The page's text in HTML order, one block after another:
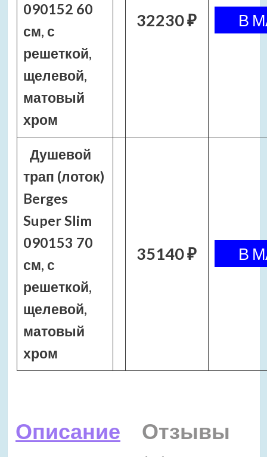
090152 60
см, с
решеткой,
щелевой,
матовый
хром
32230 ₽
Душевой
трап (лоток)
Berges
Super Slim
090153 70
см, с
решеткой,
щелевой,
матовый
хром
35140 ₽
Описание
Отзывы